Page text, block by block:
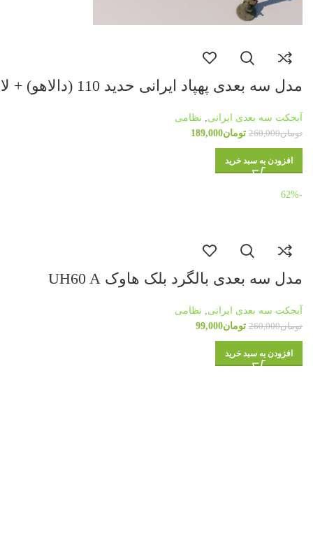
مدل سه بعدی پهپاد ایرانی حدید 110 (دالاهو) + لانچر
آبجکت سه بعدی ایرانی, نظامی
تومان260,000 تومان189,000
افزودن به سبد خرید
-62%
مدل سه بعدی بالگرد بلک هاوک UH60 A
آبجکت سه بعدی ایرانی, نظامی
تومان260,000 تومان99,000
افزودن به سبد خرید